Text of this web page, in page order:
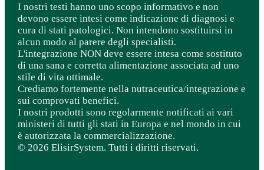
I nostri testi hanno uno scopo informativo e non
devono essere intesi come indicazione di diagnosi e
cura di stati patologici. Non intendono sostituirsi in
alcun modo al parere degli specialisti.
L'integrazione NON deve essere intesa come sostituto
di una sana e corretta alimentazione associata ad uno
stile di vita ottimale.
Crediamo fortemente nella nutraceutica/integrazione e
sui comprovati benefici.
I nostri prodotti sono regolarmente notificati ai vari
ministeri di tutti gli stati in Europa e nel mondo in cui
è autorizzata la commercializzazione.
© 2026 ElisirSystem. Tutti i diritti riservati.